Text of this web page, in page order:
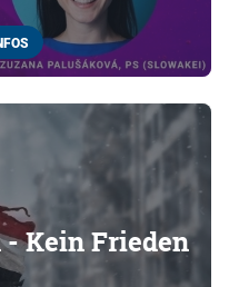
- Kein Frieden